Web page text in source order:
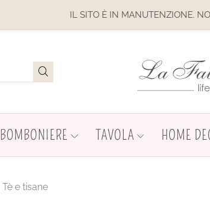
IL SITO È IN MANUTENZIONE. NON
BOMBONIERE TAVOLA HOME
Tè e tisane